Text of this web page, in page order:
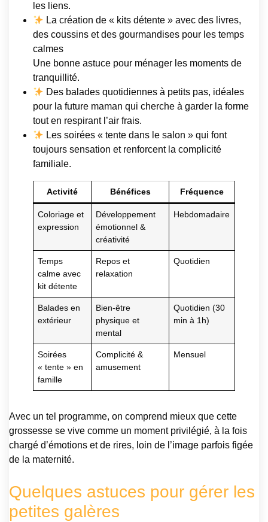
les liens.
La création de « kits détente » avec des livres,
des coussins et des gourmandises pour les temps
calmes
Une bonne astuce pour ménager les moments de
tranquillité.
Des balades quotidiennes à petits pas, idéales
pour la future maman qui cherche à garder la forme
tout en respirant l’air frais.
Les soirées « tente dans le salon » qui font
toujours sensation et renforcent la complicité
familiale.
Activité Bénéfices Fréquence
Coloriage et
expression
Développement
émotionnel &
créativité
Hebdomadaire
Temps
calme avec
kit détente
Repos et
relaxation
Quotidien
Balades en
extérieur
Bien-être
physique et
mental
Quotidien (30
min à 1h)
Soirées
« tente » en
famille
Complicité &
amusement
Mensuel
Avec un tel programme, on comprend mieux que cette
grossesse se vive comme un moment privilégié, à la fois
chargé d’émotions et de rires, loin de l’image parfois figée
de la maternité.
Quelques astuces pour gérer les
petites galères